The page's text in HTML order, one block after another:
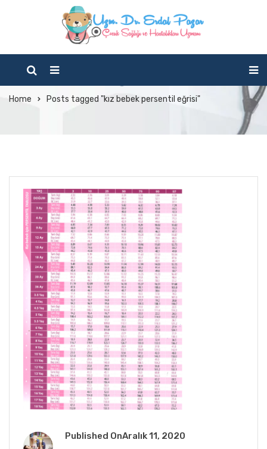
Tag Archives: kız bebek
persentil eğrisi
Home Posts tagged "kız bebek persentil eğrisi"
Published OnAralık 11, 2020